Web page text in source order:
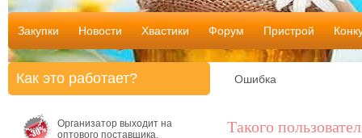
Закупки Новости Хвастики Форум Пристрой
Ошибка
Такого
Как это работает?
Организатор выходит на
оптового поставщика.